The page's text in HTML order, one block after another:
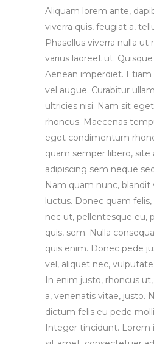
Aliquam lorem ante,
viverra quis, feugiat a,
Phasellus viverra nulla ut
varius laoreet ut.
Aenean imperdiet. Etiam
vel augue. Curabitur
ultricies nisi. Nam sit
rhoncus. Maecenas
eget condimentum
quam semper libero, site
adipiscing sem neque
Nam quam nunc, blandit
luctus. Donec quam felis,
nec ut, pellentesque eu,
quis, sem. Nulla
quis enim. Donec pede
vel, aliquet nec,
In enim justo, rhoncus
a, venenatis vitae, justo.
dictum felis eu pede
Integer tincidunt. Lorem